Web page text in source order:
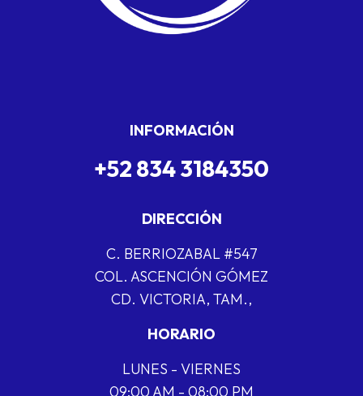
INFORMACIÓN
+52 834 3184350
DIRECCIÓN
C. BERRIOZABAL #547
COL. ASCENCIÓN GÓMEZ
CD. VICTORIA, TAM.,
HORARIO
LUNES - VIERNES
09:00 AM - 08:00 PM